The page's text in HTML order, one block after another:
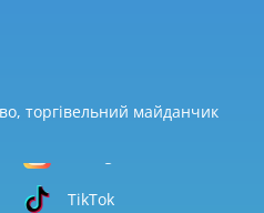
торгівельний майданчик
TikTok